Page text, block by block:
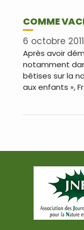
COMME
6 octobre 2011
Après avoir
notamment
bêtises sur la
aux enfants »,